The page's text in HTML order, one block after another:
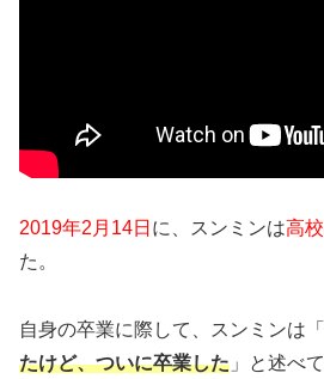
2019年2月14日 に、スンミンは高
た。
自身の卒業に際して、スンミンは「
たけど、ついに卒業した 」と述べ